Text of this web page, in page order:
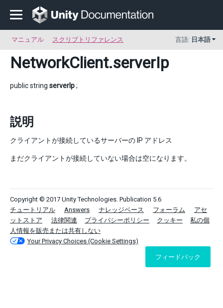
マニュアル スクリプトリファレンス 言語: 日本語
NetworkClient.serverIp
public string serverIp;
説明
クライアントが接続しているサーバーの IP アドレス
まだクライアントが接続していない場合は空になります。
Copyright © 2017 Unity Technologies. Publication 5.6
チュートリアル
Answers ナレッジベース フォーラム
アセ
ットストア
法律関連 プライバシーポリシー クッキー
私の個
人情報を販売または共有しない
Your Privacy Choices (Cookie Settings)
フィードバック